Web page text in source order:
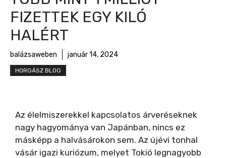
FIZETTEK EGY KILÓ
HALÉRT
balázsaweben január 14, 2024
HORGÁSZ BLOG
Az élelmiszerekkel kapcsolatos árveréseknek
nagy hagyománya van Japánban, nincs ez
másképp a halvásárokon sem. Az újévi tonhal
vásár igazi kuriózum, melyet Tokió legnagyobb